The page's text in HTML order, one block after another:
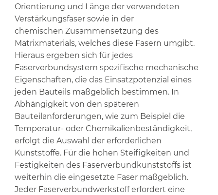
Orientierung und Länge der verwendeten
Verstärkungsfaser sowie in der
chemischen Zusammensetzung des
Matrixmaterials, welches diese Fasern umgibt.
Hieraus ergeben sich für jedes
Faserverbundsystem spezifische mechanische
Eigenschaften, die das Einsatzpotenzial eines
jeden Bauteils maßgeblich bestimmen. In
Abhängigkeit von den späteren
Bauteilanforderungen, wie zum Beispiel die
Temperatur- oder Chemikalienbeständigkeit,
erfolgt die Auswahl der erforderlichen
Kunststoffe. Für die hohen Steifigkeiten und
Festigkeiten des Faserverbundkunststoffs ist
weiterhin die eingesetzte Faser maßgeblich.
Jeder Faserverbundwerkstoff erfordert eine